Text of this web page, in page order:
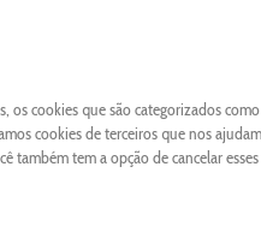
cookies que são categorizados
cookies de terceiros que nos
tem a opção de cancelar